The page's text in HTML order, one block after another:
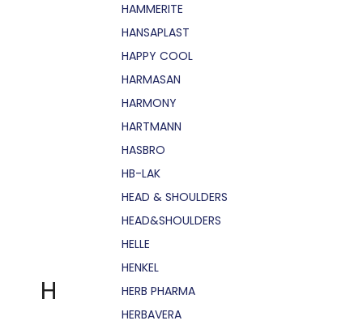
H
HAMMERITE
HANSAPLAST
HAPPY COOL
HARMASAN
HARMONY
HARTMANN
HASBRO
HB-LAK
HEAD & SHOULDERS
HEAD&SHOULDERS
HELLE
HENKEL
HERB PHARMA
HERBAVERA